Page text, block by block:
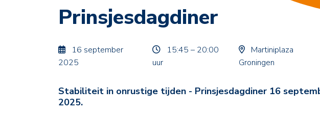
Prinsjesdagdiner
16 september
2025
15:45 – 20:00
uur
Martiniplaza
Groningen
Stabiliteit in onrustige tijden - Prinsjesdagdiner 16
2025.